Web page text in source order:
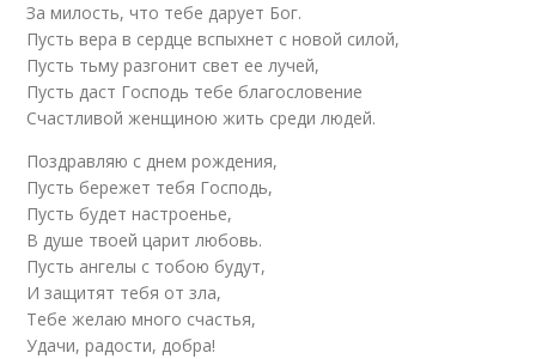
За милость, что тебе дарует Бог.
Пусть вера в сердце вспыхнет с новой силой,
Пусть тьму разгонит свет ее лучей,
Пусть даст Господь тебе благословение
Счастливой женщиною жить среди людей.
Поздравляю с днем рождения,
Пусть бережет тебя Господь,
Пусть будет настроенье,
В душе твоей царит любовь.
Пусть ангелы с тобою будут,
И защитят тебя от зла,
Тебе желаю много счастья,
Удачи, радости, добра!